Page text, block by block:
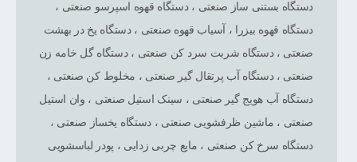
دستگاه بستنی ساز صنعتی ، دستگاه قهوه اسپرسو صنعتی ،
دستگاه قهوه بیزرا ، آسیاب قهوه صنعتی ، دستگاه یخ در بهشت
صنعتی ، دستگاه شربت سرد کن صنعتی ، دستگاه گل خامه زن
صنعتی ، دستگاه آب پرتقال گیر صنعتی ، مخلوط کن صنعتی ،
دستگاه آب هویج گیر صنعتی ، سینک استیل صنعتی ، وان استیل
صنعتی ، ماشین ظرفشویی صنعتی ، دستگاه یخساز صنعتی ،
دستگاه سرخ کن صنعتی ، مایع چربی زدایی ، پودر لباسشویی